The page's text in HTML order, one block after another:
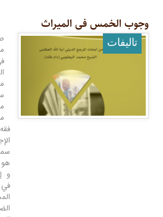
وجوب الخمس فی المیراث
تالیفات
و